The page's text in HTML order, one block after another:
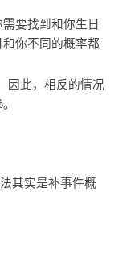
要找到和你生日
你不同的概率都
因此，相反的情况
其实是补事件概